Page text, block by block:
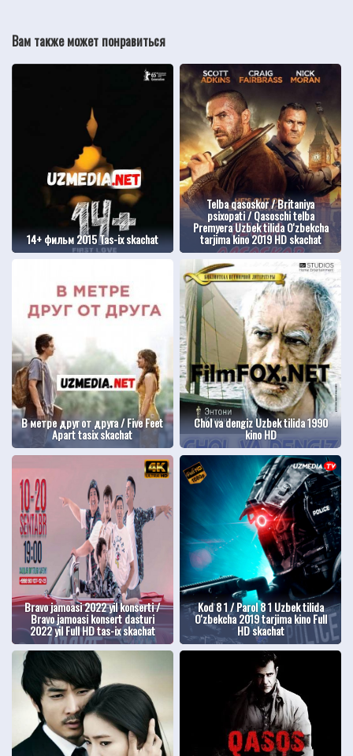
Вам также может понравиться
14+ фильм 2015 Tas-ix skachat
Telba qasoskor / Britaniya
psixopati / Qasoschi telba
Premyera Uzbek tilida O'zbekcha
tarjima kino 2019 HD skachat
В метре друг от друга / Five Feet
Apart tasix skachat
Chol va dengiz Uzbek tilida 1990
kino HD
Bravo jamoasi 2022 yil konserti /
Bravo jamoasi konsert dasturi
2022 yil Full HD tas-ix skachat
Kod 8 1 / Parol 8 1 Uzbek tilida
O'zbekcha 2019 tarjima kino Full
HD skachat